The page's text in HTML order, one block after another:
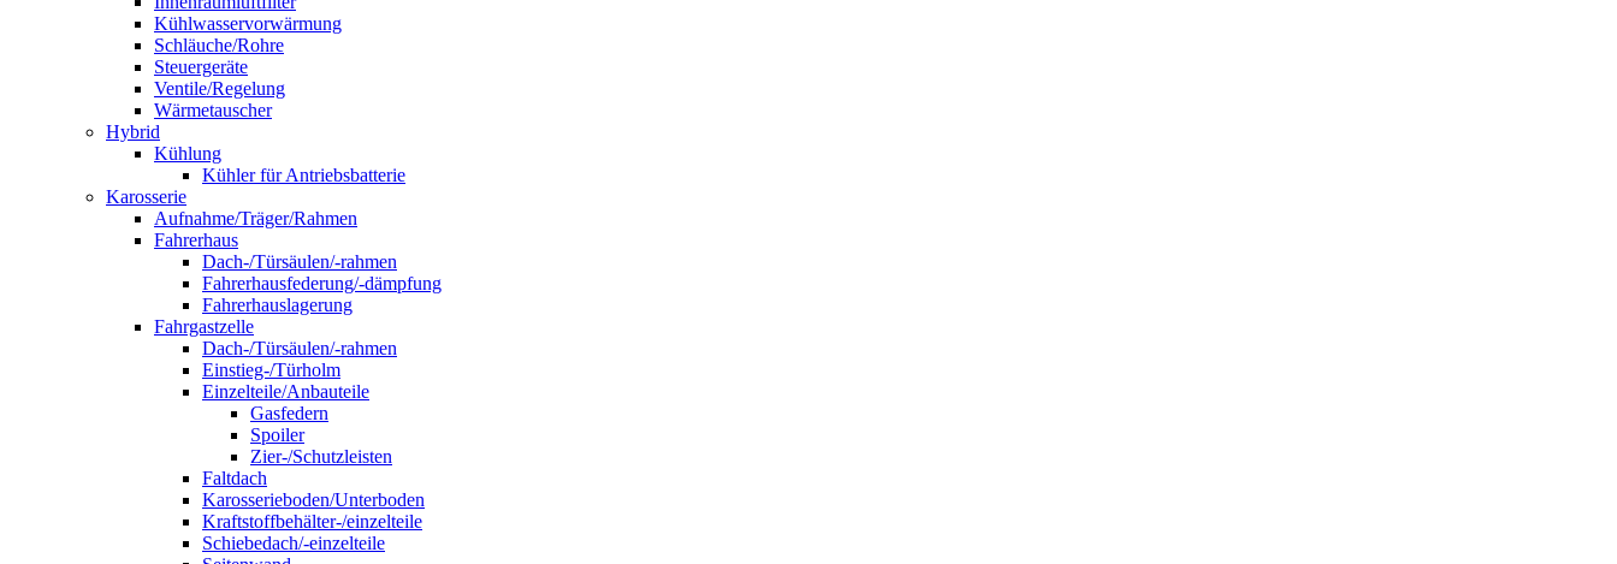
Kühlwasservorwärmung
Schläuche/Rohre
Steuergeräte
Ventile/Regelung
Wärmetauscher
Hybrid
Kühlung
Kühler für Antriebsbatterie
Karosserie
Aufnahme/Träger/Rahmen
Fahrerhaus
Dach-/Türsäulen/-rahmen
Fahrerhausfederung/-dämpfung
Fahrerhauslagerung
Fahrgastzelle
Dach-/Türsäulen/-rahmen
Einstieg-/Türholm
Einzelteile/Anbauteile
Gasfedern
Spoiler
Zier-/Schutzleisten
Faltdach
Karosserieboden/Unterboden
Kraftstoffbehälter-/einzelteile
Schiebedach/-einzelteile